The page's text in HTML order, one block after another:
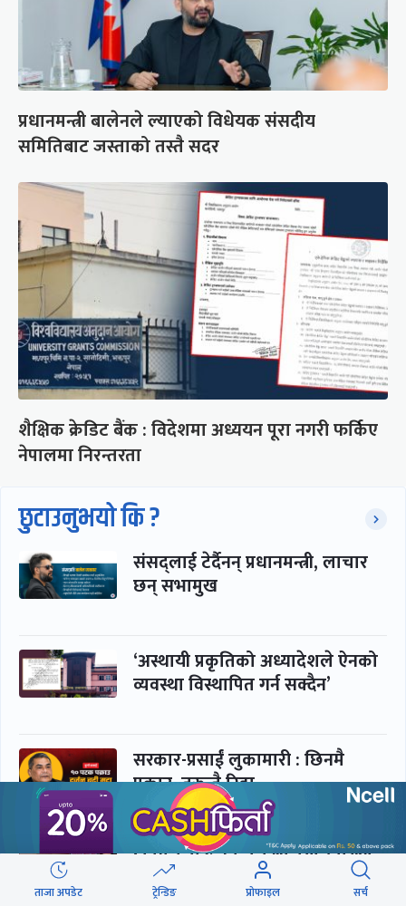
प्रधानमन्त्री बालेनले ल्याएको विधेयक संसदीय
समितिबाट जस्ताको तस्तै सदर
शैक्षिक क्रेडिट बैंक : विदेशमा अध्ययन पूरा नगरी फर्किए
नेपालमा निरन्तरता
छुटाउनुभयो कि ?
संसद्लाई टेर्दैनन् प्रधानमन्त्री, लाचार
छन् सभामुख
‘अस्थायी प्रकृतिको अध्यादेशले ऐनको
व्यवस्था विस्थापित गर्न सक्दैन’
सरकार-प्रसाईं लुकामारी : छिनमै
पक्राउ, तुरुन्तै रिहा
‘कामचलाउ’ नेतृत्वले थलियो स्वास्थ्य
क्षेत्र
ताजा अपडेट ट्रेन्डिङ प्रोफाइल सर्च